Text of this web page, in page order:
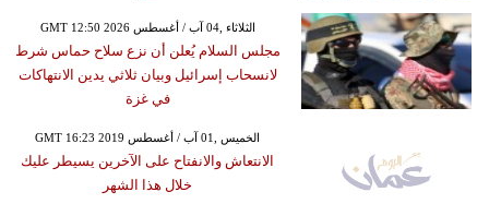
GMT 12:50 2026 الثلاثاء ,04 آب / أغسطس
مجلس السلام يُعلن أن نزع سلاح حماس شرط
لانسحاب إسرائيل وبيان ثلاثي يدين الانتهاكات
في غزة
GMT 16:23 2019 الخميس ,01 آب / أغسطس
الانتعاش والانفتاح على الآخرين يسيطر عليك
خلال هذا الشهر